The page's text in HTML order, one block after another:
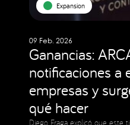
Expansion
09 Feb. 2026
Ganancias:
notificaciones a
empresas y
qué hacer
Diego Fraga explicó que este